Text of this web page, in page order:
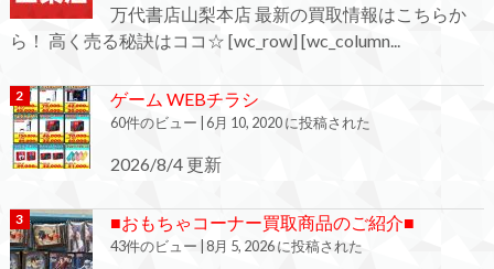
万代書店山梨本店 最新の買取情報はこちらか
ら！ 高く売る秘訣はココ☆ [wc_row] [wc_column...
ゲーム WEBチラシ
60件のビュー 6月 10, 2020 に投稿された
2026/8/4 更新
■おもちゃコーナー買取商品のご紹介■
43件のビュー 8月 5, 2026 に投稿された